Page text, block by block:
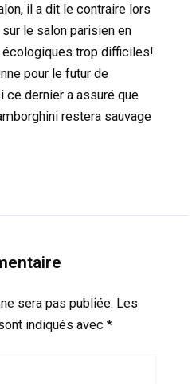
il a dit le contraire lors
le salon parisien en
écologiques trop difficiles!
pour le futur de
ce dernier a assuré que
restera sauvage
sera pas publiée. Les
indiqués avec *